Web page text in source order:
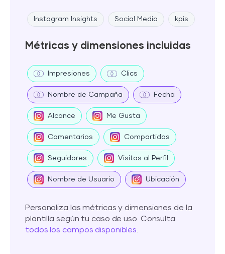
Instagram Insights Social Media kpis
Métricas y dimensiones incluidas
Impresiones Clics
Nombre de Campaña Fecha
Alcance Me Gusta
Comentarios Compartidos
Seguidores Visitas al Perfil
Nombre de Usuario Ubicación
Personaliza las métricas y dimensiones de la
plantilla según tu caso de uso. Consulta
todos los campos disponibles